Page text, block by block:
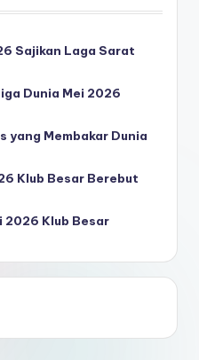
Sajikan Laga Sarat
Dunia Mei 2026
yang Membakar Dunia
Klub Besar Berebut
Klub Besar